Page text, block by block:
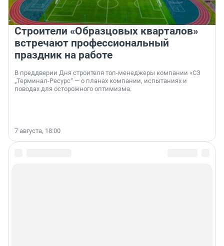
Строители «Образцовых кварталов»
встречают профессиональный
праздник на работе
В преддверии Дня строителя топ-менеджеры компании «СЗ
„Терминал-Ресурс“ — о планах компании, испытаниях и
поводах для осторожного оптимизма.
7 августа, 18:00